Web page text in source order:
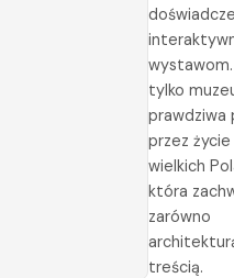
tylko
prawdziwa
przez
wielkich
która
zarówno
treścią.